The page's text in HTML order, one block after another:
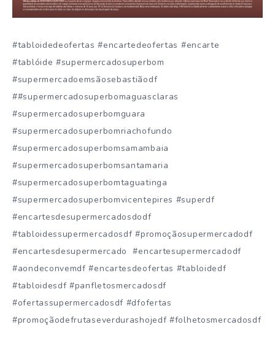
#tabloidedeofertas #encartedeofertas #encarte
#tablóide #supermercadosuperbom
#supermercadoemsãosebastiãodf
##supermercadosuperbomaguasclaras
#supermercadosuperbomguara
#supermercadosuperbomriachofundo
#supermercadosuperbomsamambaia
#supermercadosuperbomsantamaria
#supermercadosuperbomtaguatinga
#supermercadosuperbomvicentepires #superdf
#encartesdesupermercadosdodf
#tabloidessupermercadosdf #promoçãosupermercadodf
#encartesdesupermercado #encartesupermercadodf
#aondeconvemdf #encartesdeofertas #tabloidedf
#tabloidesdf #panfletosmercadosdf
#ofertassupermercadosdf #dfofertas
#promoçãodefrutaseverdurashojedf #folhetosmercadosdf